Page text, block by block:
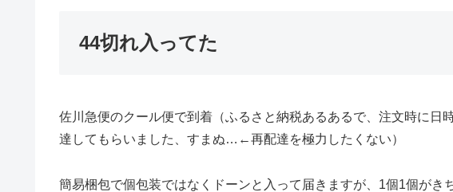
44切れ入ってた
佐川急便のクール便で到着（ふるさと納税あるあるで、注文時に日
達してもらいました、すまぬ…←再配達を極力したくない）
簡易梱包で個包装ではなくドーンと入って届きますが、1個1個がき